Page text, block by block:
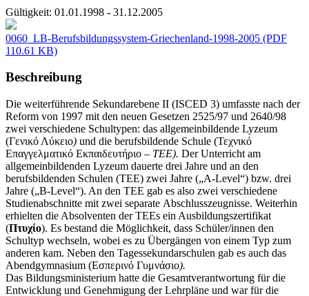
Gültigkeit: 01.01.1998 - 31.12.2005
0060_LB-Berufsbildungssystem-Griechenland-1998-2005 (PDF
110.61 KB)
Beschreibung
Die weiterführende Sekundarebene II (ISCED 3) umfasste nach der
Reform von 1997 mit den neuen Gesetzen 2525/97 und 2640/98
zwei verschiedene Schultypen: das allgemeinbildende Lyzeum
(Γενικό Λύκειο) und die berufsbildende Schule (Τεχνικό
Επαγγελματικό Εκπαιδευτήριο – TEE). Der Unterricht am
allgemeinbildenden Lyzeum dauerte drei Jahre und an den
berufsbildenden Schulen (TEE) zwei Jahre („A-Level“) bzw. drei
Jahre („B-Level“). An den TEE gab es also zwei verschiedene
Studienabschnitte mit zwei separate Abschlusszeugnisse. Weiterhin
erhielten die Absolventen der TEEs ein Ausbildungszertifikat
(Πτυχίο). Es bestand die Möglichkeit, dass Schüler/innen den
Schultyp wechseln, wobei es zu Übergängen von einem Typ zum
anderen kam. Neben den Tagessekundarschulen gab es auch das
Abendgymnasium (Εσπερινό Γυμνάσιο).
Das Bildungsministerium hatte die Gesamtverantwortung für die
Entwicklung und Genehmigung der Lehrpläne und war für die